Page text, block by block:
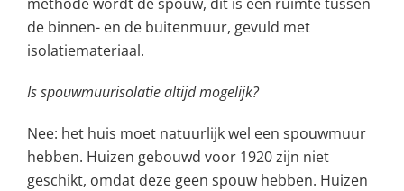
de binnen- en de buitenmuur, gevuld met
isolatiemateriaal.
Is spouwmuurisolatie altijd mogelijk?
Nee: het huis moet natuurlijk wel een spouwmuur
hebben. Huizen gebouwd voor 1920 zijn niet
geschikt, omdat deze geen spouw hebben. Huizen